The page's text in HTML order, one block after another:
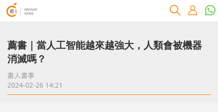
薦書｜當人工智能越來越強大，人類會被機器
消滅嗎？
書人書事
2024-02-26 14:21